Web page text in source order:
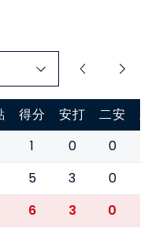
得分 安打 二安 三
1 0 0
5 3 0
6 3 0